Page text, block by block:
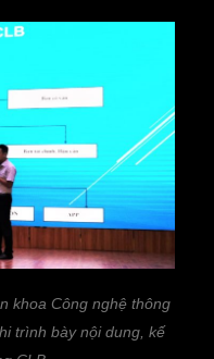
khoa Công nghệ thông
trình bày nội dung, kế